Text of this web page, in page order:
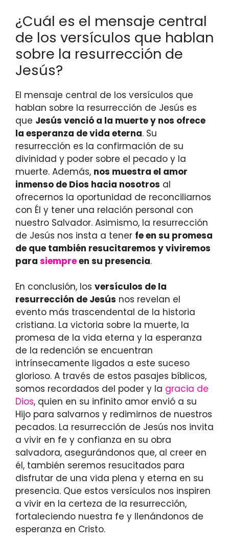
¿Cuál es el mensaje central
de los versículos que hablan
sobre la resurrección de
Jesús?
El mensaje central de los versículos que
hablan sobre la resurrección de Jesús es
que Jesús venció a la muerte y nos ofrece
la esperanza de vida eterna. Su
resurrección es la confirmación de su
divinidad y poder sobre el pecado y la
muerte. Además, nos muestra el amor
inmenso de Dios hacia nosotros al
ofrecernos la oportunidad de reconciliarnos
con Él y tener una relación personal con
nuestro Salvador. Asimismo, la resurrección
de Jesús nos insta a tener fe en su promesa
de que también resucitaremos y viviremos
para siempreen su presencia.
En conclusión, los versículos de la
resurrección de Jesús nos revelan el
evento más trascendental de la historia
cristiana. La victoria sobre la muerte, la
promesa de la vida eterna y la esperanza
de la redención se encuentran
intrínsecamente ligados a este suceso
glorioso. A través de estos pasajes bíblicos,
somos recordados del poder y la gracia de
Dios, quien en su infinito amor envió a su
Hijo para salvarnos y redimirnos de nuestros
pecados. La resurrección de Jesús nos invita
a vivir en fe y confianza en su obra
salvadora, asegurándonos que, al creer en
él, también seremos resucitados para
disfrutar de una vida plena y eterna en su
presencia. Que estos versículos nos inspiren
a vivir en la certeza de la resurrección,
fortaleciendo nuestra fe y llenándonos de
esperanza en Cristo.